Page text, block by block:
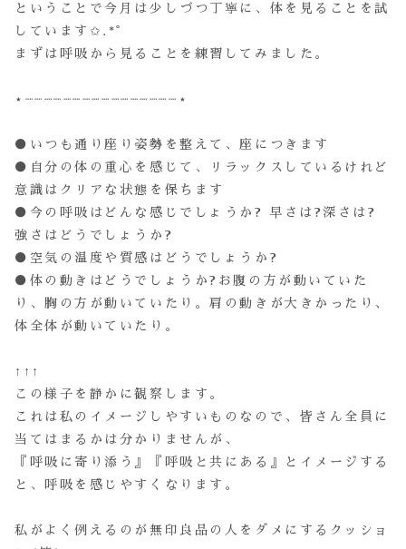
ということで今月は少しづつ丁寧に、体を見ることを試
しています✩.*˚
まずは呼吸から見ることを練習してみました。
⋆┈┈┈┈┈┈┈┈┈┈┈┈┈┈┈┈⋆
●いつも通り座り姿勢を整えて、座につきます
●自分の体の重心を感じて、リラックスしているけれど
意識はクリアな状態を保ちます
●今の呼吸はどんな感じでしょうか? 早さは?深さは?
強さはどうでしょうか?
●空気の温度や質感はどうでしょうか?
●体の動きはどうでしょうか?お腹の方が動いていた
り、胸の方が動いていたり。肩の動きが大きかったり、
体全体が動いていたり。
↑↑↑
この様子を静かに観察します。
これは私のイメージしやすいものなので、皆さん全員に
当てはまるかは分かりませんが、
『呼吸に寄り添う』『呼吸と共にある』とイメージする
と、呼吸を感じやすくなります。
私がよく例えるのが無印良品の人をダメにするクッショ